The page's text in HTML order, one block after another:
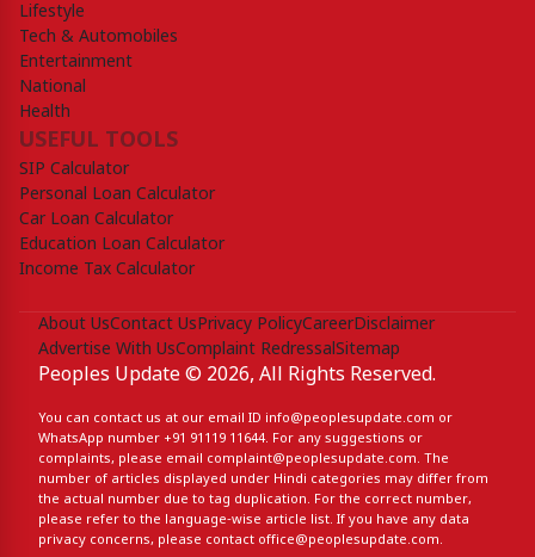
Lifestyle
Tech & Automobiles
Entertainment
National
Health
USEFUL TOOLS
SIP Calculator
Personal Loan Calculator
Car Loan Calculator
Education Loan Calculator
Income Tax Calculator
About UsContact UsPrivacy PolicyCareerDisclaimer
Advertise With UsComplaint RedressalSitemap
Peoples Update © 2026, All Rights Reserved.
You can contact us at our email ID info@peoplesupdate.com or
WhatsApp number +91 91119 11644. For any suggestions or
complaints, please email complaint@peoplesupdate.com. The
number of articles displayed under Hindi categories may differ from
the actual number due to tag duplication. For the correct number,
please refer to the language-wise article list. If you have any data
privacy concerns, please contact office@peoplesupdate.com.